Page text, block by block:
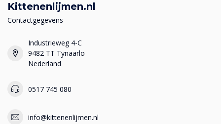
Kittenenlijmen.nl
Contactgegevens
Industrieweg 4-C
9482 TT Tynaarlo
Nederland
0517 745 080
info@kittenenlijmen.nl